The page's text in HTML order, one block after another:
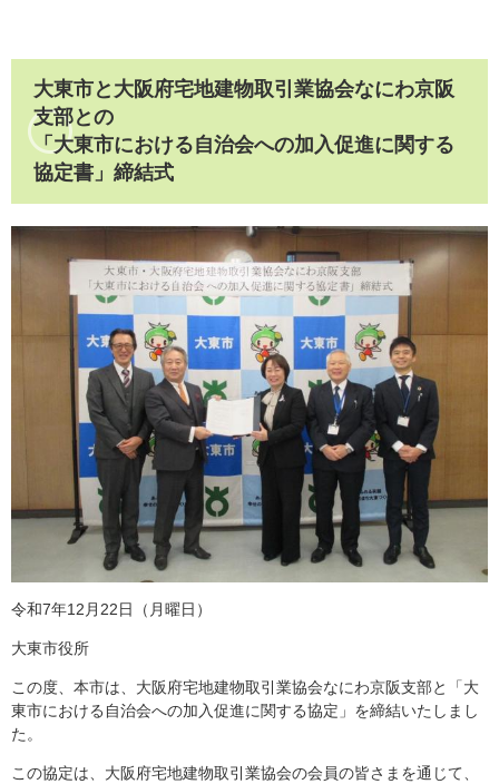
大東市と大阪府宅地建物取引業協会なにわ京阪
支部との
「大東市における自治会への加入促進に関する
協定書」締結式
令和7年12月22日（月曜日）
大東市役所
この度、本市は、大阪府宅地建物取引業協会なにわ京阪支部と「大
東市における自治会への加入促進に関する協定」を締結いたしまし
た。
この協定は、大阪府宅地建物取引業協会の会員の皆さまを通じて、